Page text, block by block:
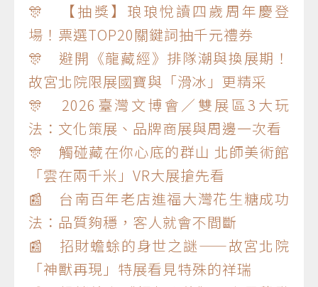
🎊 【抽獎】琅琅悅讀四歲周年慶登
場！票選TOP20關鍵詞抽千元禮券
🎊 避開《龍藏經》排隊潮與換展期！
故宮北院限展國寶與「滑冰」更精采
🎊 2026臺灣文博會／雙展區3大玩
法：文化策展、品牌商展與周邊一次看
🎊 觸碰藏在你心底的群山 北師美術館
「雲在兩千米」VR大展搶先看
📰 台南百年老店進福大灣花生糖成功
法：品質夠穩，客人就會不間斷
📰 招財蟾蜍的身世之謎——故宮北院
「神獸再現」特展看見特殊的祥瑞